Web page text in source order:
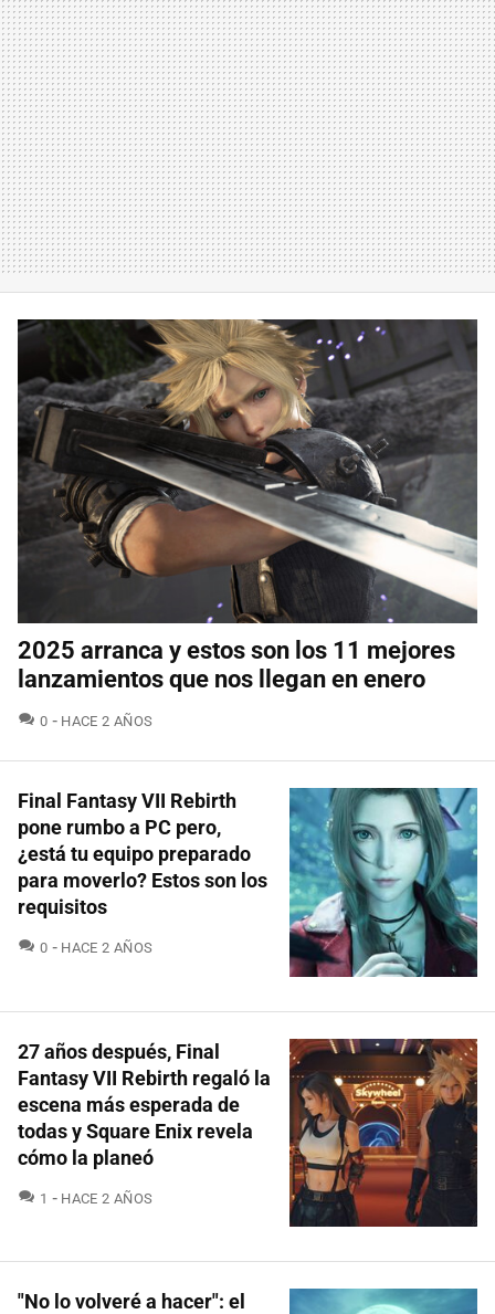
2025 arranca y estos son los 11 mejores
lanzamientos que nos llegan en enero
0 COMENTARIOS
HACE 2 AÑOS
Final Fantasy VII Rebirth
pone rumbo a PC pero,
¿está tu equipo preparado
para moverlo? Estos son los
requisitos
0 COMENTARIOS
HACE 2 AÑOS
27 años después, Final
Fantasy VII Rebirth regaló la
escena más esperada de
todas y Square Enix revela
cómo la planeó
1 COMENTARIOS
HACE 2 AÑOS
"No lo volveré a hacer": el